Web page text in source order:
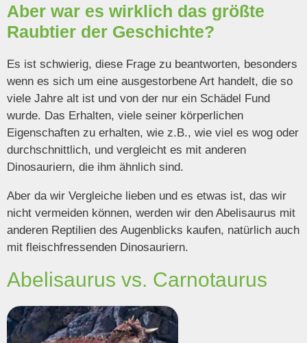
Aber war es wirklich das größte
Raubtier der Geschichte?
Es ist schwierig, diese Frage zu beantworten, besonders
wenn es sich um eine ausgestorbene Art handelt, die so
viele Jahre alt ist und von der nur ein Schädel Fund
wurde. Das Erhalten, viele seiner körperlichen
Eigenschaften zu erhalten, wie z.B., wie viel es wog oder
durchschnittlich, und vergleicht es mit anderen
Dinosauriern, die ihm ähnlich sind.
Aber da wir Vergleiche lieben und es etwas ist, das wir
nicht vermeiden können, werden wir den Abelisaurus mit
anderen Reptilien des Augenblicks kaufen, natürlich auch
mit fleischfressenden Dinosauriern.
Abelisaurus vs. Carnotaurus